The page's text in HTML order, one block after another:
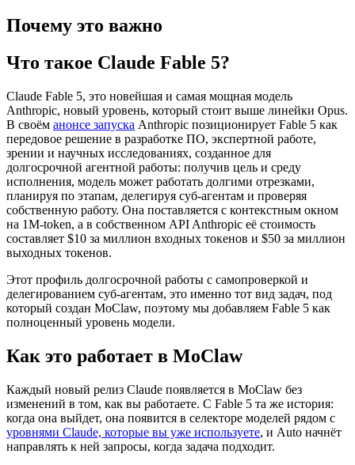
Почему это важно
Что такое Claude Fable 5?
Claude Fable 5, это новейшая и самая мощная модель
Anthropic, новый уровень, который стоит выше линейки Opus.
В своём анонсе запуска Anthropic позиционирует Fable 5 как
передовое решение в разработке ПО, экспертной работе,
зрении и научных исследованиях, созданное для
долгосрочной агентной работы: получив цель и среду
исполнения, модель может работать долгими отрезками,
планируя по этапам, делегируя суб-агентам и проверяя
собственную работу. Она поставляется с контекстным окном
на 1M-token, а в собственном API Anthropic её стоимость
составляет $10 за миллион входных токенов и $50 за миллион
выходных токенов.
Этот профиль долгосрочной работы с самопроверкой и
делегированием суб-агентам, это именно тот вид задач, под
который создан MoClaw, поэтому мы добавляем Fable 5 как
полноценный уровень модели.
Как это работает в MoClaw
Каждый новый релиз Claude появляется в MoClaw без
изменений в том, как вы работаете. С Fable 5 та же история:
когда она выйдет, она появится в селекторе моделей рядом с
уровнями Claude, которые вы уже используете, и Auto начнёт
направлять к ней запросы, когда задача подходит.